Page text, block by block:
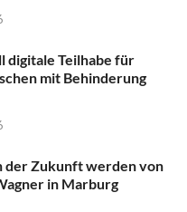
digitale Teilhabe für
mit Behinderung
der Zukunft werden von
in Marburg